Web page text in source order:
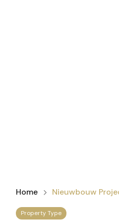
Home Nieuwbouw
Property Type